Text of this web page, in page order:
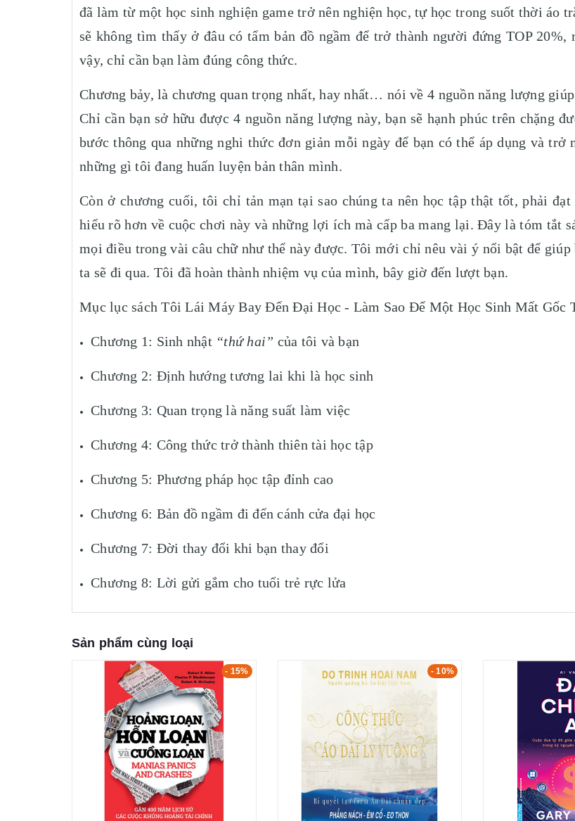
đã làm từ một học sinh nghiện game trở nên nghiện học, tự học trong suốt thời áo
sẽ không tìm thấy ở đâu có tấm bản đồ ngầm để trở thành người đứng TOP
vậy, chỉ cần bạn làm đúng công thức.
Chương bảy, là chương quan trọng nhất, hay nhất… nói về 4 nguồn năng lượng
Chỉ cần bạn sở hữu được 4 nguồn năng lượng này, bạn sẽ hạnh phúc trên chặng
bước thông qua những nghi thức đơn giản mỗi ngày để bạn có thể áp dụng và
những gì tôi đang huấn luyện bản thân mình.
Còn ở chương cuối, tôi chỉ tản mạn tại sao chúng ta nên học tập thật tốt, phải
hiểu rõ hơn về cuộc chơi này và những lợi ích mà cấp ba mang lại. Đây là tóm tắt
mọi điều trong vài câu chữ như thế này được. Tôi mới chỉ nêu vài ý nổi bật để giúp
ta sẽ đi qua. Tôi đã hoàn thành nhiệm vụ của mình, bây giờ đến lượt bạn.
Mục lục sách Tôi Lái Máy Bay Đến Đại Học - Làm Sao Để Một Học Sinh Mất Gốc
Chương 1: Sinh nhật “thứ hai” của tôi và bạn
Chương 2: Định hướng tương lai khi là học sinh
Chương 3: Quan trọng là năng suất làm việc
Chương 4: Công thức trở thành thiên tài học tập
Chương 5: Phương pháp học tập đỉnh cao
Chương 6: Bản đồ ngầm đi đến cánh cửa đại học
Chương 7: Đời thay đổi khi bạn thay đổi
Chương 8: Lời gửi gắm cho tuổi trẻ rực lửa
Sản phẩm cùng loại
- 15% - 10%